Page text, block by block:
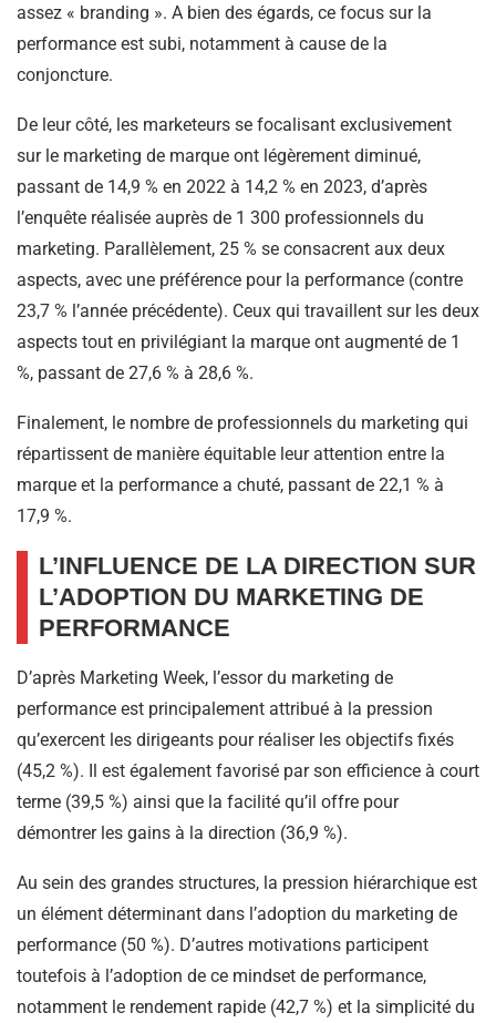
assez « branding ». A bien des égards, ce focus sur la
performance est subi, notamment à cause de la
conjoncture.
De leur côté, les marketeurs se focalisant exclusivement
sur le marketing de marque ont légèrement diminué,
passant de 14,9 % en 2022 à 14,2 % en 2023, d’après
l’enquête réalisée auprès de 1 300 professionnels du
marketing. Parallèlement, 25 % se consacrent aux deux
aspects, avec une préférence pour la performance (contre
23,7 % l’année précédente). Ceux qui travaillent sur les deux
aspects tout en privilégiant la marque ont augmenté de 1
%, passant de 27,6 % à 28,6 %.
Finalement, le nombre de professionnels du marketing qui
répartissent de manière équitable leur attention entre la
marque et la performance a chuté, passant de 22,1 % à
17,9 %.
L’INFLUENCE DE LA DIRECTION SUR
L’ADOPTION DU MARKETING DE
PERFORMANCE
D’après Marketing Week, l’essor du marketing de
performance est principalement attribué à la pression
qu’exercent les dirigeants pour réaliser les objectifs fixés
(45,2 %). Il est également favorisé par son efficience à court
terme (39,5 %) ainsi que la facilité qu’il offre pour
démontrer les gains à la direction (36,9 %).
Au sein des grandes structures, la pression hiérarchique est
un élément déterminant dans l’adoption du marketing de
performance (50 %). D’autres motivations participent
toutefois à l’adoption de ce mindset de performance,
notamment le rendement rapide (42,7 %) et la simplicité du